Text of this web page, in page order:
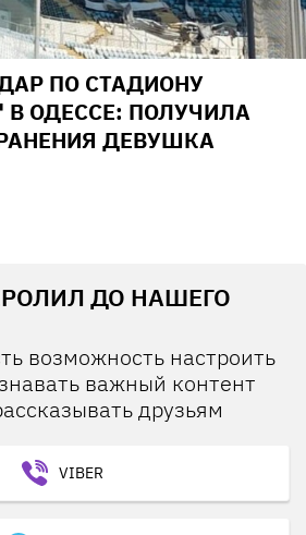
ПО СТАДИОНУ
ОДЕССЕ: ПОЛУЧИЛА
ДЕВУШКА
ДО НАШЕГО
возможность настроить
важный контент
друзьям
VIBER